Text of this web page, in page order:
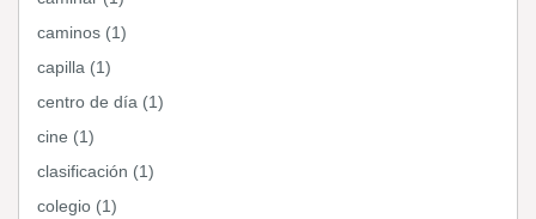
caminos (1)
capilla (1)
centro de día (1)
cine (1)
clasificación (1)
colegio (1)